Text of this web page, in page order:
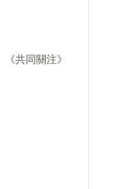
共同關注》